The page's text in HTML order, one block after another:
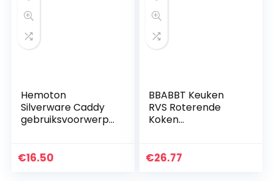
Hemoton
Silverware Caddy
gebruiksvoorwerp
voor vork lepel
€16.50
BBABBT Keuken
RVS Roterende
Koken
ndig Grote Keuken
€26.77